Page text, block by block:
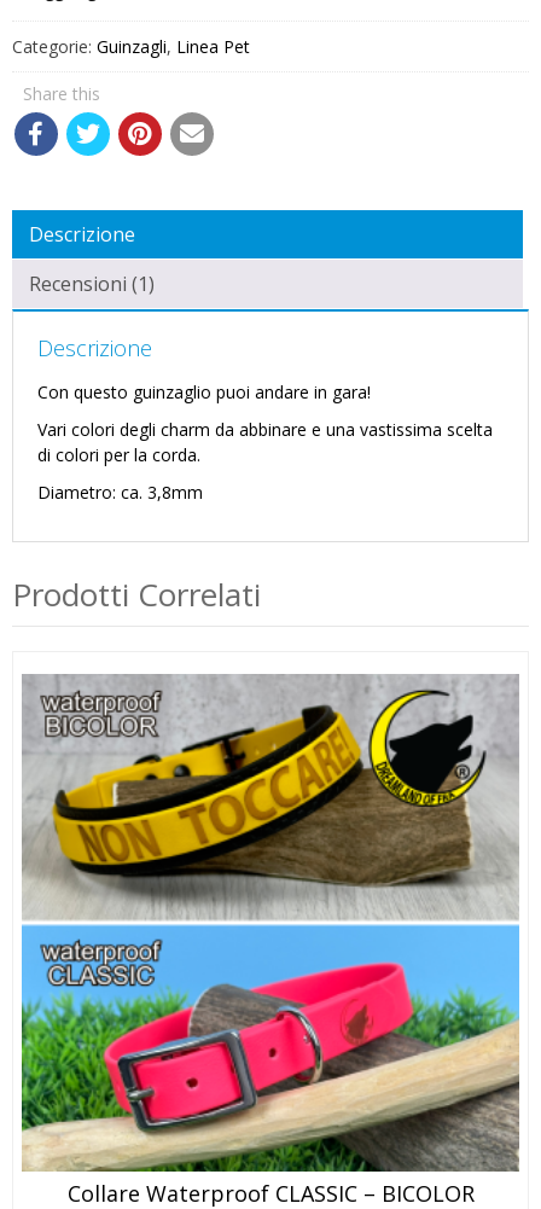
Categorie: Guinzagli, Linea Pet
Share this
Descrizione
Recensioni (1)
Descrizione
Con questo guinzaglio puoi andare in gara!
Vari colori degli charm da abbinare e una vastissima scelta
di colori per la corda.
Diametro: ca. 3,8mm
Prodotti Correlati
Collare Waterproof CLASSIC – BICOLOR